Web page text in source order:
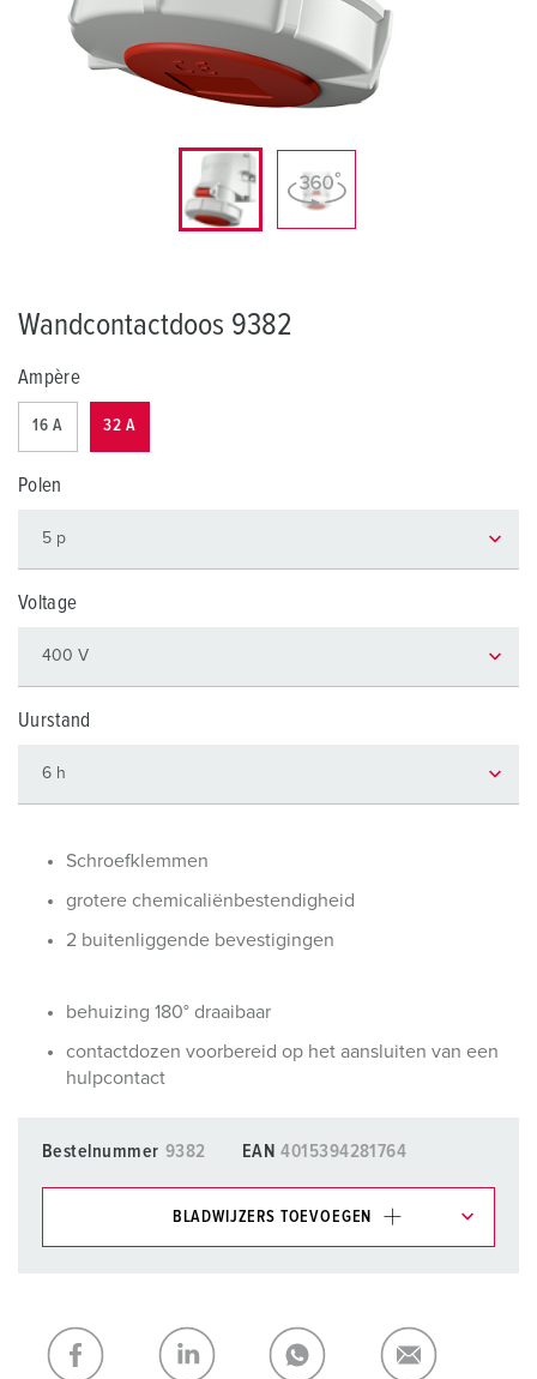
Wandcontactdoos 9382
Ampère
16 A 32 A
Polen
Voltage
Uurstand
Schroefklemmen
grotere chemicaliënbestendigheid
2 buitenliggende bevestigingen
behuizing 180° draaibaar
contactdozen voorbereid op het aansluiten van een
hulpcontact
Bestelnummer 9382 EAN 4015394281764
BLADWIJZERS TOEVOEGEN
Mijn lijst TOEVOEGEN